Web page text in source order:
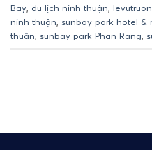
Bay du lịch ninh thuận
ninh thuận sunbay park hotel &
thuận sunbay park Phan Rang